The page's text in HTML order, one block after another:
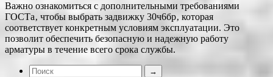
Важно ознакомиться с дополнительными требованиями
ГОСТа‚ чтобы выбрать задвижку 30ч6бр‚ которая
соответствует конкретным условиям эксплуатации. Это
позволит обеспечить безопасную и надежную работу
арматуры в течение всего срока службы.